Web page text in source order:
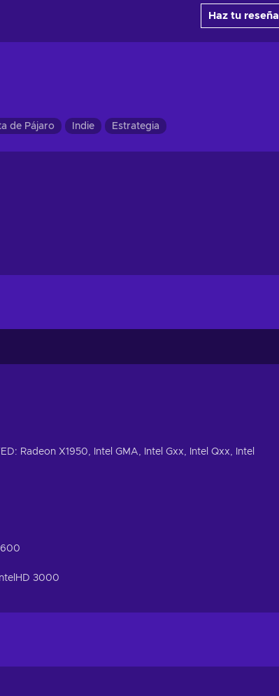
Haz tu reseña
de Pájaro Indie Estrategia
Radeon X1950, Intel GMA, Intel Gxx, Intel Qxx, Intel
3000